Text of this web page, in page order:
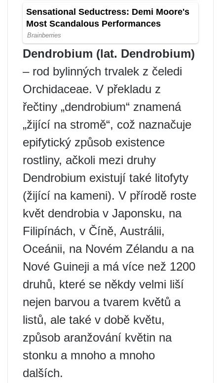
Dendrobium (lat. Dendrobium)
– rod bylinných trvalek z čeledi
Orchidaceae. V překladu z
řečtiny „dendrobium“ znamená
„žijící na stromě“, což naznačuje
epifytický způsob existence
rostliny, ačkoli mezi druhy
Dendrobium existují také litofyty
(žijící na kameni). V přírodě roste
květ dendrobia v Japonsku, na
Filipínách, v Číně, Austrálii,
Oceánii, na Novém Zélandu a na
Nové Guineji a má více než 1200
druhů, které se někdy velmi liší
nejen barvou a tvarem květů a
listů, ale také v době květu,
způsob aranžování květin na
stonku a mnoho a mnoho
dalších.